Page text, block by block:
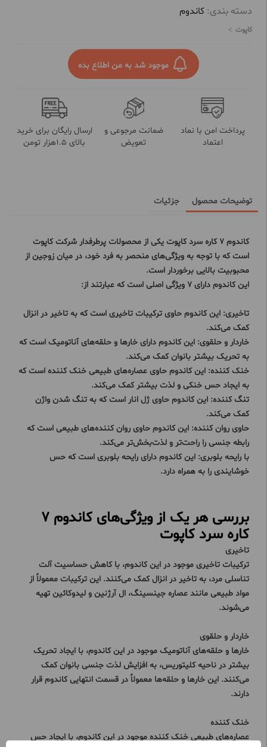
حاوی روان کننده
دسته بندی: کاندوم
کاپوت
موجود شد به من اطلاع بده
پرداخت امن با نماد
اعتماد
ضمانت مرجوعی و
تعویض
ارسال رایگان برای خرید
بالای 1.5هزار تومن
توضیحات محصول جزئیات
کاندوم 7 کاره سرد کاپوت یکی از محصولات پرطرفدار شرکت کاپوت
است که با توجه به ویژگی‌های منحصر به فرد خود، در میان زوجین از
محبوبیت بالایی برخوردار است.
این کاندوم دارای 7 ویژگی اصلی است که عبارتند از:
تاخیری: این کاندوم حاوی ترکیبات تاخیری است که به تاخیر در انزال
کمک می‌کند.
خاردار و حلقوی: این کاندوم دارای خارها و حلقه‌های آناتومیک است که
به تحریک بیشتر بانوان کمک می‌کند.
خنک کننده: این کاندوم حاوی عصاره‌های طبیعی خنک کننده است که
به ایجاد حس خنکی و لذت بیشتر کمک می‌کند.
تنگ کننده: این کاندوم حاوی ژل انار است که به تنگ شدن واژن
کمک می‌کند.
حاوی روان کننده: این کاندوم حاوی روان کننده‌های طبیعی است که
رابطه جنسی را راحت‌تر و لذت‌بخش‌تر می‌کند.
با رایحه بلوبری: این کاندوم دارای رایحه بلوبری است که حس
خوشایندی را به همراه دارد.
بررسی هر یک از ویژگی‌های کاندوم 7
کاره سرد کاپوت
تاخیری
ترکیبات تاخیری موجود در این کاندوم، با کاهش حساسیت آلت
تناسلی مرد، به تاخیر در انزال کمک می‌کنند. این ترکیبات معمولاً از
مواد طبیعی مانند عصاره جینسینگ، ال آرژنین و لیدوکائین تهیه
می‌شوند.
خاردار و حلقوی
خارها و حلقه‌های آناتومیک موجود در این کاندوم، با ایجاد تحریک
بیشتر در ناحیه کلیتوریس، به افزایش لذت جنسی بانوان کمک
می‌کنند. این خارها و حلقه‌ها معمولاً در قسمت انتهایی کاندوم قرار
دارند.
خنک کننده
عصاره‌های طبیعی خنک کننده موجود در این کاندوم، با ایجاد حس